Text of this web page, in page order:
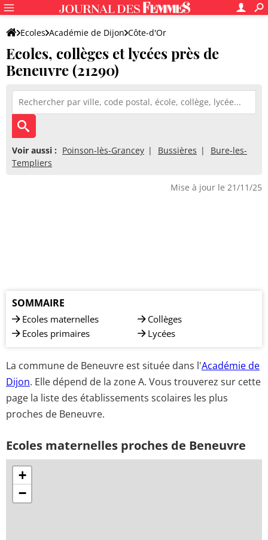
Ecoles Académie de Dijon Côte-d'Or
Ecoles, collèges et lycées près de
Beneuvre (21290)
Voir aussi : Poinson-lès-Grancey Bussières
Bure-les-
Templiers
Mise à jour le 21/11/25
SOMMAIRE
Ecoles maternelles
Ecoles primaires
Collèges
Lycées
La commune de Beneuvre est située dans l'Académie de
Dijon. Elle dépend de la zone A. Vous trouverez sur cette
page la liste des établissements scolaires les plus
proches de Beneuvre.
Ecoles maternelles proches de Beneuvre
+
−